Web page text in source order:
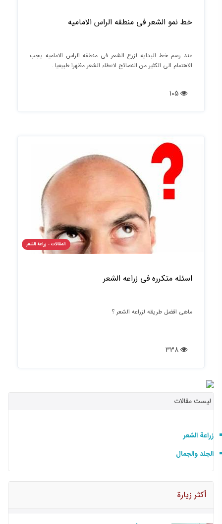
خط نمو الشعر فی منطقه الراس الامامیه
عند رسم خط البدایه لزرع الشعر فی منطقه الراس الامامیه یجب
الاهتمام الی الکثیر من النصائح لاعطاء الشعر مظهرا طبیعیا .
المقالات - زراعة الشعر
اسئله متکرره فی زراعه الشعر
ماهی افضل طریقه لزراعه الشعر ؟
لیست مقالات
زراعة الشعر
الجلد والجمال
أكثر زيارة